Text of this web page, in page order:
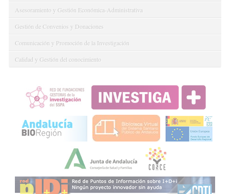
Asesoramiento y Gestión Económica-Administrativa
Gestión de Convenios y Donaciones
Comunicación y Promoción de la Investigación
Calidad y Gestión del conocimiento